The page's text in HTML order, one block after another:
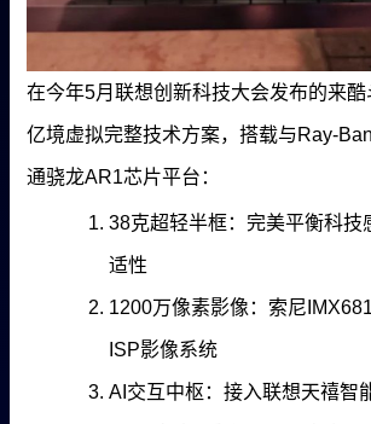
在今年5月联想创新科技大会发布的来酷
亿境虚拟完整技术方案，搭载与Ray-
通骁龙AR1芯片平台：
38克超轻半框：完美平衡科技
适性
1200万像素影像：索尼
ISP影像系统
AI交互中枢：接入联想天禧智